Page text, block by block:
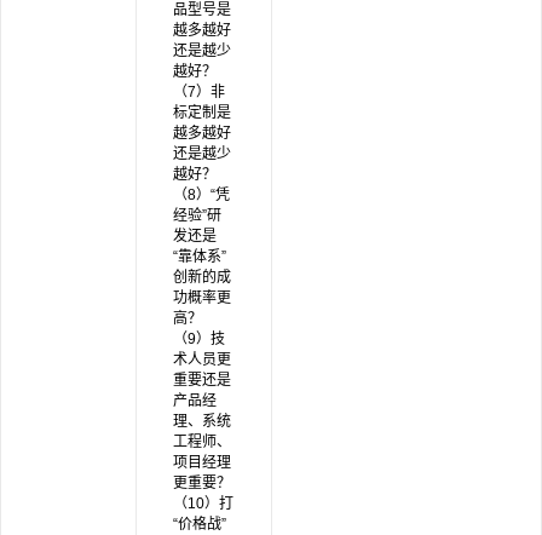
品型号是
越多越好
还是越少
越好？
（7）非
标定制是
越多越好
还是越少
越好？
（8）“凭
经验”研
发还是
“靠体系”
创新的成
功概率更
高？
（9）技
术人员更
重要还是
产品经
理、系统
工程师、
项目经理
更重要？
（10）打
“价格战”